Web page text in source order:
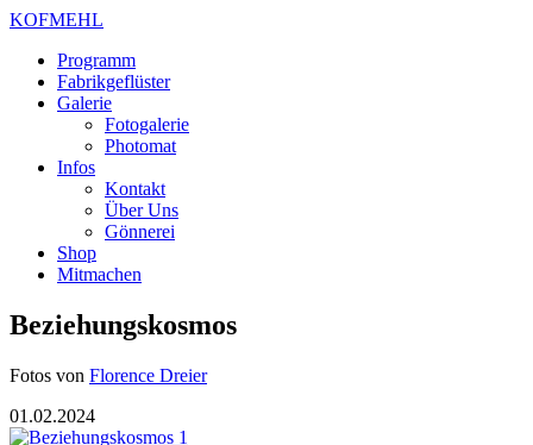
KOFMEHL
Programm
Fabrikgeflüster
Galerie
Fotogalerie
Photomat
Infos
Kontakt
Über Uns
Gönnerei
Shop
Mitmachen
Beziehungskosmos
Fotos von Florence Dreier
01.02.2024